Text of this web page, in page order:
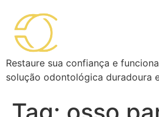
Restaure sua confiança e
solução odontológica duradoura